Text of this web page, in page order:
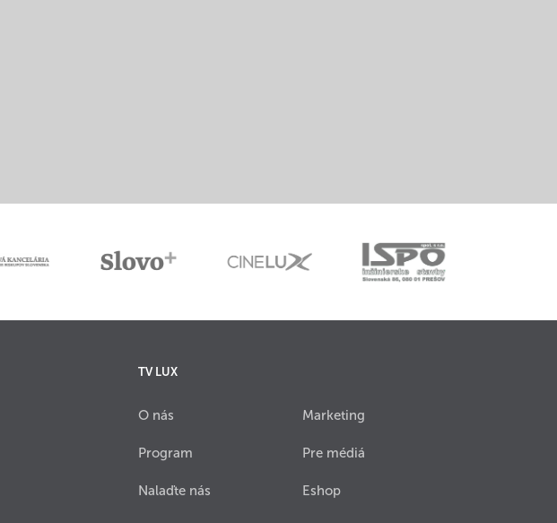
TV LUX
O nás
Program
Nalaďte nás
Marketing
Pre médiá
Eshop